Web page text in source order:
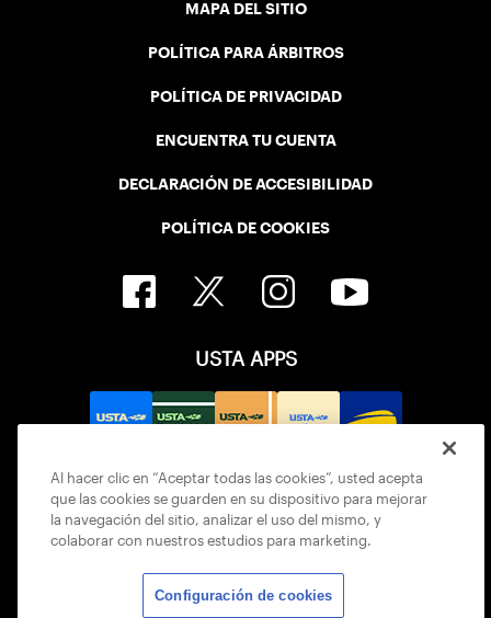
MAPA DEL SITIO
POLÍTICA PARA ÁRBITROS
POLÍTICA DE PRIVACIDAD
ENCUENTRA TU CUENTA
DECLARACIÓN DE ACCESIBILIDAD
POLÍTICA DE COOKIES
USTA APPS
Al hacer clic en “Aceptar todas las cookies”, usted acepta
que las cookies se guarden en su dispositivo para mejorar
la navegación del sitio, analizar el uso del mismo, y
colaborar con nuestros estudios para marketing.
Configuración de cookies